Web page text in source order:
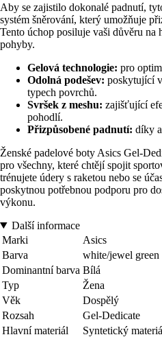
Aby se zajistilo dokonalé padnutí,
systém šněrování, který umožňuje
Tento úchop posiluje vaši důvěru na
pohyby.
Gelová technologie: pro
Odolná podešev: poskytující
typech povrchů.
Svršek z meshu: zajišťující
pohodlí.
Přizpůsobené padnutí: díky
Ženské padelové boty Asics Gel-
pro všechny, které chtějí spojit
trénujete údery s raketou nebo se
poskytnou potřebnou podporu pro
výkonu.
Další informace
Marki
Asics
Barva
white/jewel green
Dominantní barva Bílá
Typ
Žena
Věk
Dospělý
Rozsah
Gel-Dedicate
Hlavní materiál
Syntetický